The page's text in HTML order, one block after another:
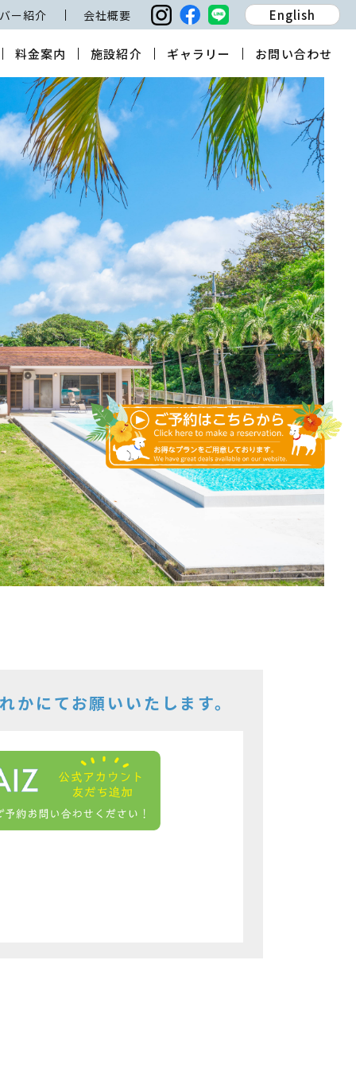
ー紹介 会社概要 English
料金案内 施設紹介 ギャラリー お問い合わせ
にてお願いいたします。